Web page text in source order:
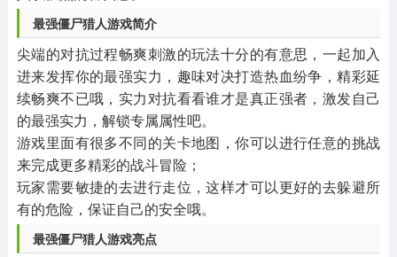
最强僵尸猎人游戏简介
尖端的对抗过程畅爽刺激的玩法十分的有意思，一起加入
进来发挥你的最强实力，趣味对决打造热血纷争，精彩延
续畅爽不已哦，实力对抗看看谁才是真正强者，激发自己
的最强实力，解锁专属属性吧。
游戏里面有很多不同的关卡地图，你可以进行任意的挑战
来完成更多精彩的战斗冒险；
玩家需要敏捷的去进行走位，这样才可以更好的去躲避所
有的危险，保证自己的安全哦。
最强僵尸猎人游戏亮点